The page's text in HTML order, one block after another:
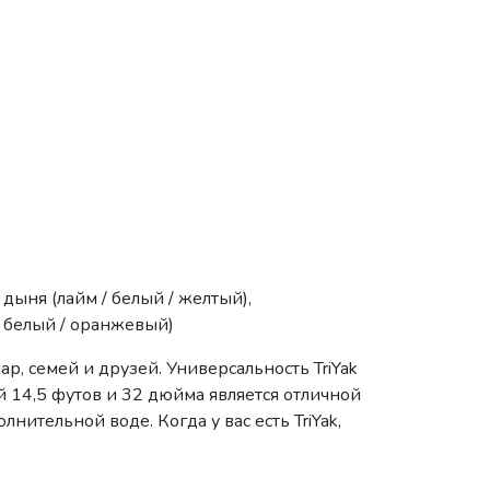
(лайм / белый / желтый),
белый / оранжевый)
семей и друзей. Универсальность TriYak
14,5 футов и 32 дюйма является отличной
воде. Когда у вас есть TriYak,